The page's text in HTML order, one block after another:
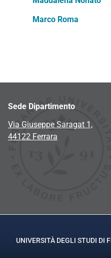
Marco Roma
Sede Dipartimento
Via Giuseppe Saragat 1,
44122 Ferrara
UNIVERSITÀ DEGLI STUDI DI